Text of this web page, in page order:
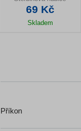
69 Kč
Skladem
Příkon